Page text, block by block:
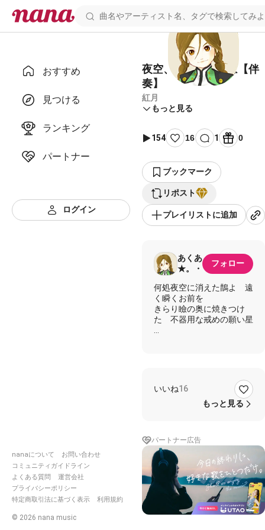
おすすめ
見つける
ランキング
パートナー
ログイン
nanaについて
お問い合わせ
コミュニティガイドライン
よくある質問
運営会社
プライバシーポリシー
特定商取引法に基づく表示
利用規約
© 2026 nana music
夜空、然りとて鵲は【伴
奏】
紅月
もっと見る
154 16 1 0
ブックマーク
リポスト
プレイリストに追加
あくあ
★。・
フォロー
何処夜空に消えた鵲よ 遠
く瞬くお前を
きらり瞼の奥に焼きつけ
た 不器用な戒めの願い星
伏せた本音は綻びか
飲み込むほどに巌となり
あの日夜空に降りた鵲よ
あれは優しき誘い
きらり然れど手を伸ばせな
かった 身勝手な男の願い
#あんさんぶるスターズ
いいね16
もっと見る
パートナー広告